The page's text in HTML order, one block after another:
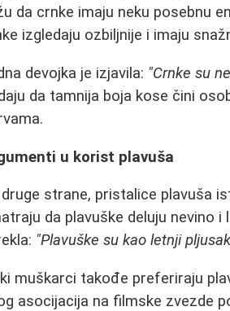
da crnke imaju neku posebnu
izgledaju ozbiljnije i imaju
devojka je izjavila: "Crnke su
da tamnija boja kose čini
u korist plavuša
druge strane, pristalice plavuša
da plavuške deluju nevino
"Plavuške su kao letnji
muškarci takođe preferiraju
asocijacija na filmske zvezde